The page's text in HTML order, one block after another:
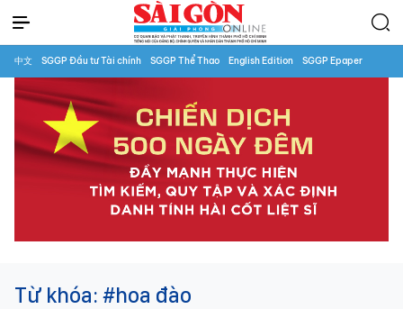
中文 SGGP Đầu tư Tài chính SGGP Thể Thao English Edition SGGP Epaper
Từ khóa: #hoa đào